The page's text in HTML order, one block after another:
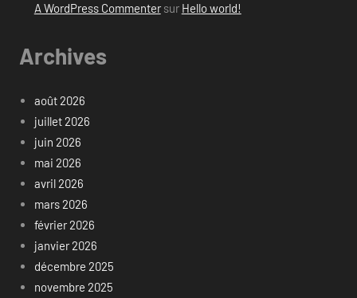
A WordPress Commentersur Hello world!
Archives
août 2026
juillet 2026
juin 2026
mai 2026
avril 2026
mars 2026
février 2026
janvier 2026
décembre 2025
novembre 2025